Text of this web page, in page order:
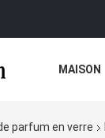
MAISON
parfum en verre